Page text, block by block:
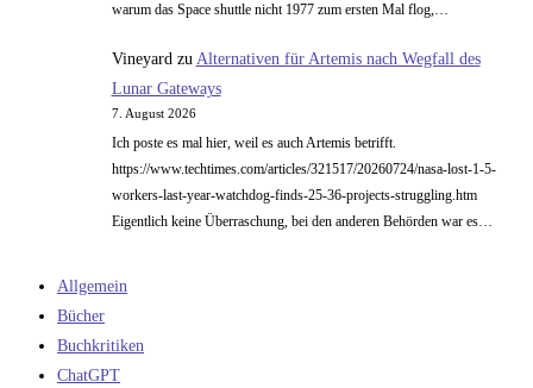
warum das Space shuttle nicht 1977 zum ersten Mal flog,…
Vineyard zu Alternativen für Artemis nach Wegfall des
Lunar Gateways
7. August 2026
Ich poste es mal hier, weil es auch Artemis betrifft.
https://www.techtimes.com/articles/321517/20260724/nasa-lost-1-5-
workers-last-year-watchdog-finds-25-36-projects-struggling.htm
Eigentlich keine Überraschung, bei den anderen Behörden war es…
Allgemein
Bücher
Buchkritiken
ChatGPT